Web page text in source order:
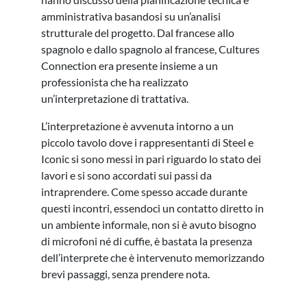
amministrativa basandosi su un’analisi
strutturale del progetto. Dal francese allo
spagnolo e dallo spagnolo al francese, Cultures
Connection era presente insieme a un
professionista che ha realizzato
un’interpretazione di trattativa.
L’interpretazione è avvenuta intorno a un
piccolo tavolo dove i rappresentanti di Steel e
Iconic si sono messi in pari riguardo lo stato dei
lavori e si sono accordati sui passi da
intraprendere. Come spesso accade durante
questi incontri, essendoci un contatto diretto in
un ambiente informale, non si è avuto bisogno
di microfoni né di cuffie, è bastata la presenza
dell’interprete che è intervenuto memorizzando
brevi passaggi, senza prendere nota.